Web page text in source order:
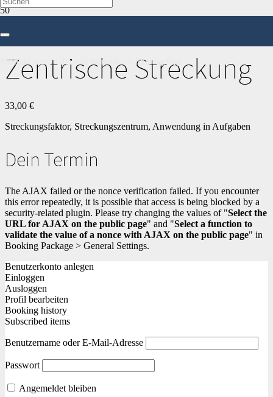
Produkt wurde deinem Warenkorb hinzugefügt.
Zentrische Streckung
33,00 €
Streckungsfaktor, Streckungszentrum, Anwendung in Aufgaben
Dein Termin
The AJAX failed or the nonce verification failed. If you encounter
this error repeatedly, it is possible that access is being blocked by a
security-related plugin. Please try changing the values of "Select the
URL for AJAX on the public page" and "Select a function to
validate the value of a nonce with AJAX on the public page" in
Booking Package > General Settings.
Benutzerkonto anlegen
Einloggen
Ausloggen
Profil bearbeiten
Booking history
Subscribed items
Benutzername oder E-Mail-Adresse
Passwort
Angemeldet bleiben